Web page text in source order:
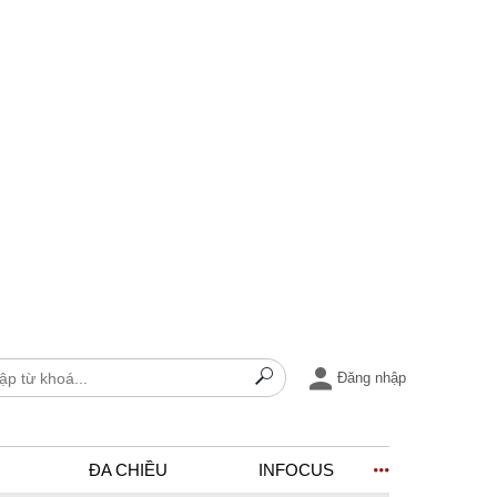
Đăng nhập
ĐA CHIỀU INFOCUS